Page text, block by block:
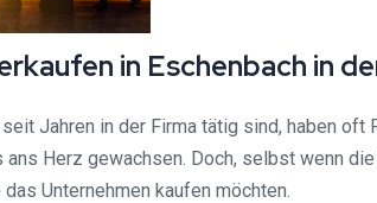
in Eschenbach in
Jahren in der Firma tätig sind, haben
Herz gewachsen. Doch, selbst wenn
Unternehmen kaufen möchten.